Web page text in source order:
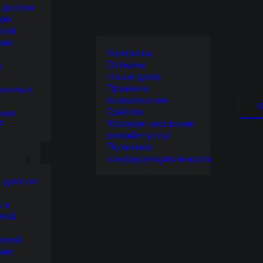
и
Контакты
Отзывы
Наши дела
Правила
пользования
Сайтом
Условия оказания
онлайн-услуг
Политика
конфиденциальности